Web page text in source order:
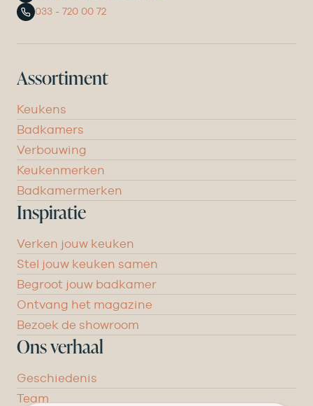
033 - 720 00 72
Assortiment
Keukens
Badkamers
Verbouwing
Keukenmerken
Badkamermerken
Inspiratie
Verken jouw keuken
Stel jouw keuken samen
Begroot jouw badkamer
Ontvang het magazine
Bezoek de showroom
Ons verhaal
Geschiedenis
Team